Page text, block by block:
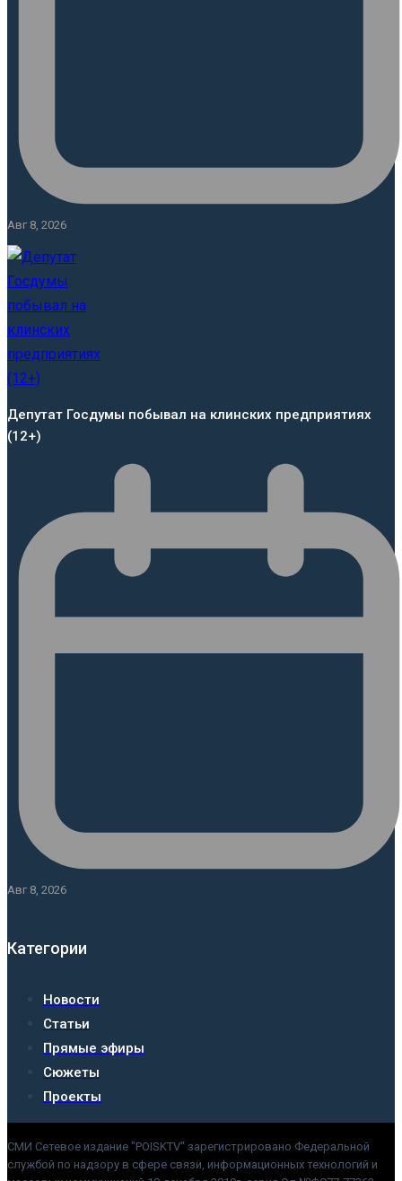
Авг 8, 2026
Депутат Госдумы побывал на клинских предприятиях
(12+)
Авг 8, 2026
Категории
Новости
Статьи
Прямые эфиры
Сюжеты
Проекты
СМИ Сетевое издание "POISKTV" зарегистрировано Федеральной
службой по надзору в сфере связи, информационных технологий и